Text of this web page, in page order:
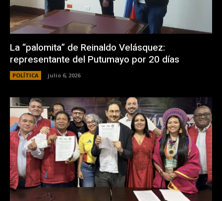
La “palomita” de Reinaldo Velásquez:
representante del Putumayo por 20 días
POLÍTICA julio 6, 2026